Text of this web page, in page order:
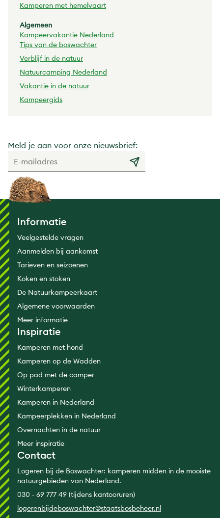
Kamperen met hemelvaart
Algemeen
Kampeervakantie Nederland
Tips van de boswachter
Verblijf in de natuur
Natuurcamping Nederland
Vakantie in de natuur
Kampeergids
Meld je aan voor onze nieuwsbrief:
Informatie
Veelgestelde vragen
Aanmelden bij aankomst
Tarieven en seizoenen
Koken en stoken
De Natuurkampeerkaart
Algemene voorwaarden
Meer informatie
Inspiratie
Kamperen met hond
Kamperen op de Wadden
Op pad met de camper
Winterkamperen
Kamperen in Nederland
Kampeerplekken in Nederland
Overnachten in de natuur
Meer inspiratie
Contact
Logeren bij de Boswachter: kamperen midden in de mooiste
natuurgebieden van Nederland.
030 - 69 777 49 (tijdens kantooruren)
logerenbijdeboswachter@staatsbosbeheer.nl